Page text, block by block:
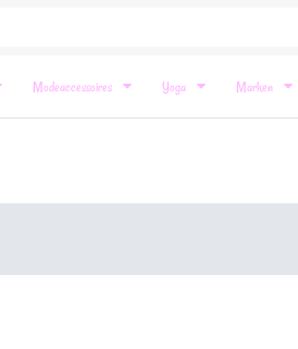
Modeaccessoires Yoga Marken